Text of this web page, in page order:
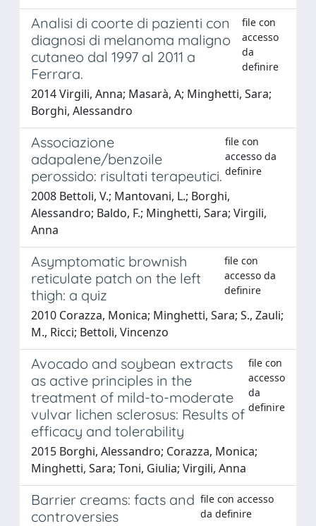
Analisi di coorte di pazienti con
diagnosi di melanoma maligno
cutaneo dal 1997 al 2011 a
Ferrara.
file con
accesso
da
definire
2014 Virgili, Anna; Masarà, A; Minghetti, Sara;
Borghi, Alessandro
Associazione
adapalene/benzoile
perossido: risultati terapeutici.
file con
accesso da
definire
2008 Bettoli, V.; Mantovani, L.; Borghi,
Alessandro; Baldo, F.; Minghetti, Sara; Virgili,
Anna
Asymptomatic brownish
reticulate patch on the left
thigh: a quiz
file con
accesso da
definire
2010 Corazza, Monica; Minghetti, Sara; S., Zauli;
M., Ricci; Bettoli, Vincenzo
Avocado and soybean extracts
as active principles in the
treatment of mild-to-moderate
vulvar lichen sclerosus: Results of
efficacy and tolerability
file con
accesso
da
definire
2015 Borghi, Alessandro; Corazza, Monica;
Minghetti, Sara; Toni, Giulia; Virgili, Anna
Barrier creams: facts and
controversies
file con accesso
da definire